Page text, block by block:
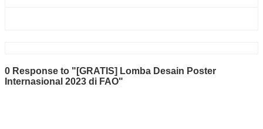
0 Response to "[GRATIS] Lomba Desain Poster
Internasional 2023 di FAO"